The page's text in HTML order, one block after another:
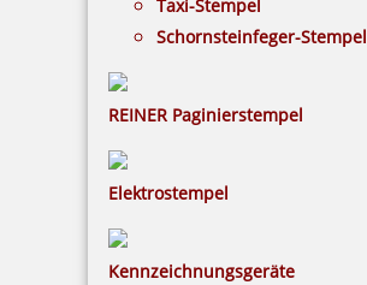
Taxi-Stempel
Schornsteinfeger-Stempel
REINER Paginierstempel
Elektrostempel
Kennzeichnungsgeräte